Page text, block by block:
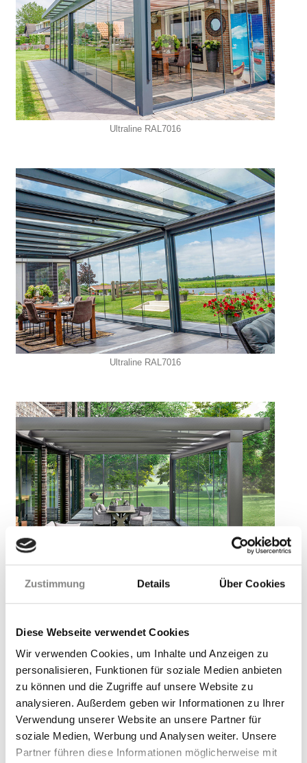
Zustimmung Details Über Cookies
Diese Webseite verwendet Cookies
Wir verwenden Cookies, um Inhalte und Anzeigen zu
personalisieren, Funktionen für soziale Medien anbieten
zu können und die Zugriffe auf unsere Website zu
analysieren. Außerdem geben wir Informationen zu Ihrer
Verwendung unserer Website an unsere Partner für
soziale Medien, Werbung und Analysen weiter. Unsere
Partner führen diese Informationen möglicherweise mit
Ultraline RAL7016
Ultraline RAL7016